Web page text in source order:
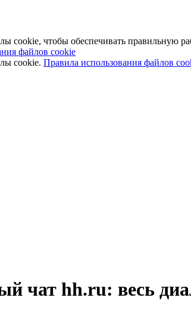
cookie, чтобы обеспечивать правильную
файлов cookie
cookie. Правила использования файлов
чат hh.ru: весь